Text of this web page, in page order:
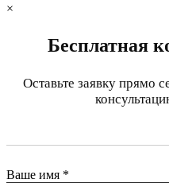
×
Бесплатная
Оставьте заявку прямо
Ваше имя *